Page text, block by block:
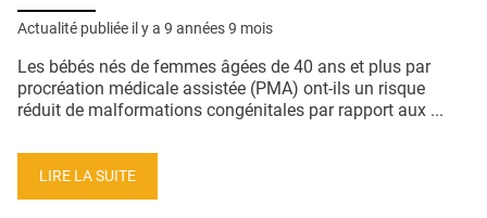
L'APP
PUBLICITÉ
CONTACT
Actualité publiée il y a 9 années 9 mois
Les bébés nés de femmes âgées de 40 ans et plus par
procréation médicale assistée (PMA) ont-ils un risque
réduit de malformations congénitales par rapport aux ...
LIRE LA SUITE